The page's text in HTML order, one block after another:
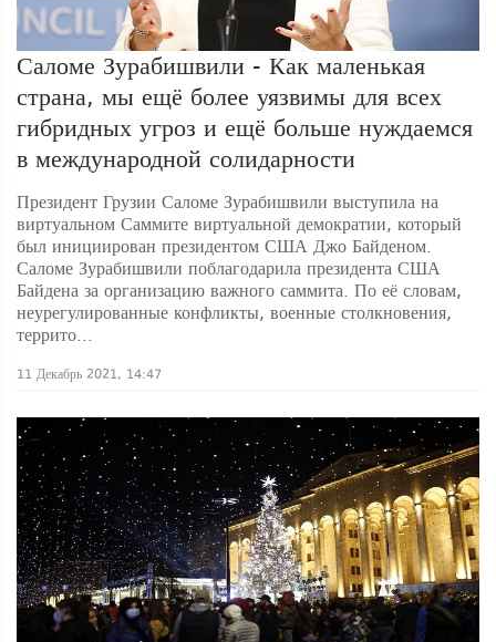
Саломе Зурабишвили - Как маленькая
страна, мы ещё более уязвимы для всех
гибридных угроз и ещё больше нуждаемся
в международной солидарности
Президент Грузии Саломе Зурабишвили выступила на
виртуальном Саммите виртуальной демократии, который
был инициирован президентом США Джо Байденом.
Саломе Зурабишвили поблагодарила президента США
Байдена за организацию важного саммита. По её словам,
неурегулированные конфликты, военные столкновения,
террито...
11 Декабрь 2021, 14:47